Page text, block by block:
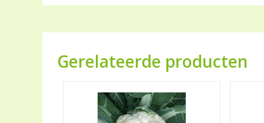
Gerelateerde producten